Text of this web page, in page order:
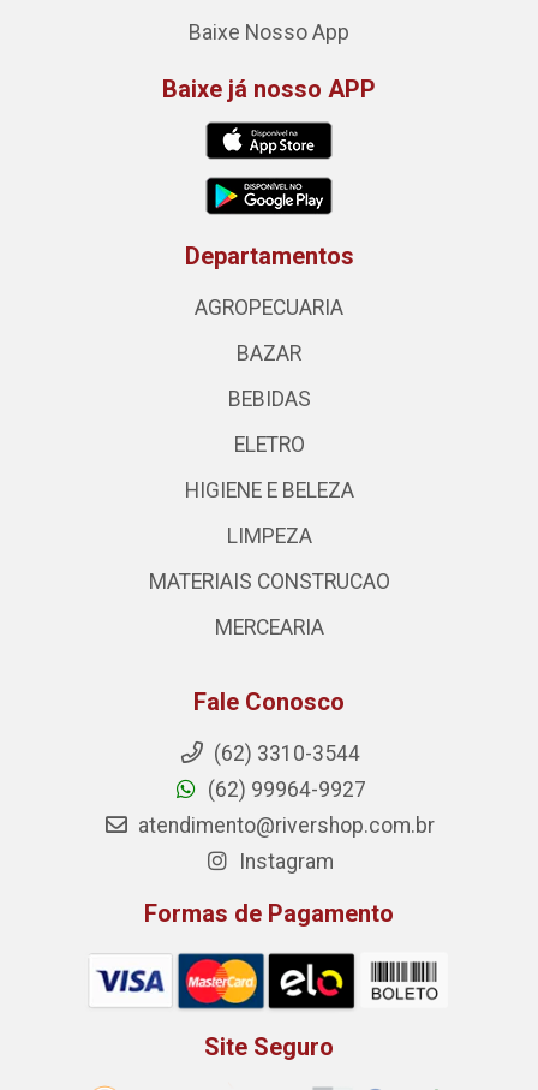
Baixe Nosso App
Baixe já nosso APP
Departamentos
AGROPECUARIA
BAZAR
BEBIDAS
ELETRO
HIGIENE E BELEZA
LIMPEZA
MATERIAIS CONSTRUCAO
MERCEARIA
Fale Conosco
(62) 3310-3544
(62) 99964-9927
atendimento@rivershop.com.br
Instagram
Formas de Pagamento
Site Seguro